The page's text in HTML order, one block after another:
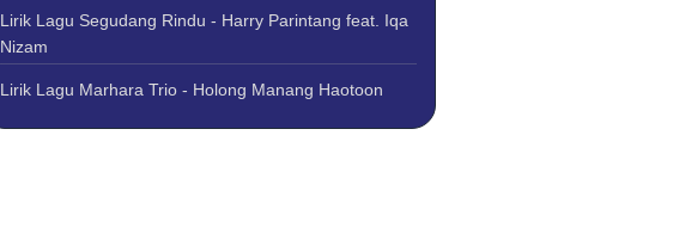
Lirik Lagu Segudang Rindu - Harry Parintang feat. Iqa
Nizam
Lirik Lagu Marhara Trio - Holong Manang Haotoon